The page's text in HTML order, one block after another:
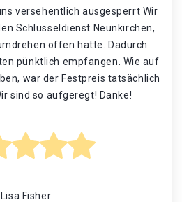
versehentlich ausgesperrt Wir
Schlüsseldienst Neunkirchen,
offen hatte. Dadurch
pünktlich empfangen. Wie auf
war der Festpreis tatsächlich
sind so aufgeregt! Danke!
Lisa Fisher